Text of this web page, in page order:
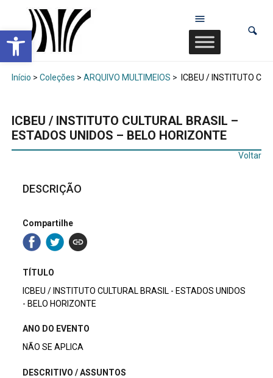
Abrir a barra de ferramentas
Início > Coleções > ARQUIVO MULTIMEIOS > ICBEU / INSTITUTO
ICBEU / INSTITUTO CULTURAL BRASIL –
ESTADOS UNIDOS – BELO HORIZONTE
Voltar
DESCRIÇÃO
Compartilhe
TÍTULO
ICBEU / INSTITUTO CULTURAL BRASIL - ESTADOS UNIDOS
- BELO HORIZONTE
ANO DO EVENTO
NÃO SE APLICA
DESCRITIVO / ASSUNTOS